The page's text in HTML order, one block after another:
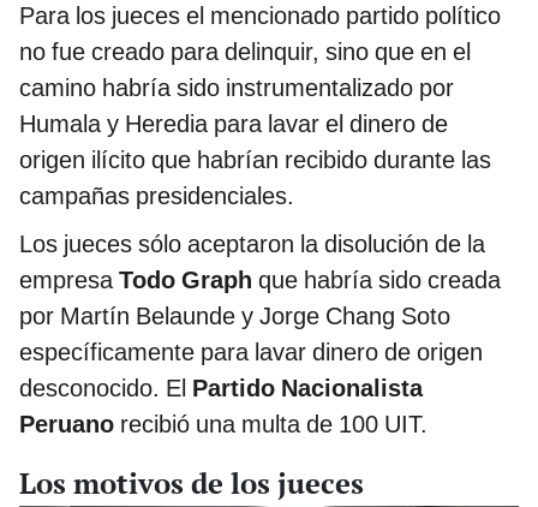
Para los jueces el mencionado partido político
no fue creado para delinquir, sino que en el
camino habría sido instrumentalizado por
Humala y Heredia para lavar el dinero de
origen ilícito que habrían recibido durante las
campañas presidenciales.
Los jueces sólo aceptaron la disolución de la
empresaTodo Graph que habría sido creada
por Martín Belaunde y Jorge Chang Soto
específicamente para lavar dinero de origen
desconocido. El Partido Nacionalista
Peruano recibió una multa de 100 UIT.
Los motivos de los jueces